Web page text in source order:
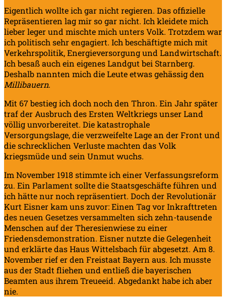
Eigentlich wollte ich gar nicht regieren. Das offizielle
Repräsentieren lag mir so gar nicht. Ich kleidete mich
lieber leger und mischte mich unters Volk. Trotzdem war
ich politisch sehr engagiert. Ich beschäftigte mich mit
Verkehrspolitik, Energieversorgung und Landwirtschaft.
Ich besaß auch ein eigenes Landgut bei Starnberg.
Deshalb nannten mich die Leute etwas gehässig den
Millibauern.
Mit 67 bestieg ich doch noch den Thron. Ein Jahr später
traf der Ausbruch des Ersten Weltkriegs unser Land
völlig unvorbereitet. Die katastrophale
Versorgungslage, die verzweifelte Lage an der Front und
die schrecklichen Verluste machten das Volk
kriegsmüde und sein Unmut wuchs.
Im November 1918 stimmte ich einer Verfassungsreform
zu. Ein Parlament sollte die Staatsgeschäfte führen und
ich hätte nur noch repräsentiert. Doch der Revolutionär
Kurt Eisner kam uns zuvor: Einen Tag vor Inkrafttreten
des neuen Gesetzes versammelten sich zehn-tausende
Menschen auf der Theresienwiese zu einer
Friedensdemonstration. Eisner nutzte die Gelegenheit
und erklärte das Haus Wittelsbach für abgesetzt. Am 8.
November rief er den Freistaat Bayern aus. Ich musste
aus der Stadt fliehen und entließ die bayerischen
Beamten aus ihrem Treueeid. Abgedankt habe ich aber
nie.